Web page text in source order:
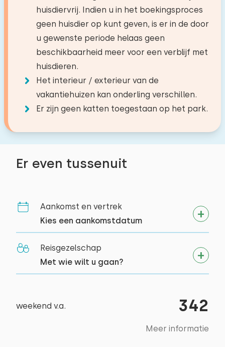
Er even tussenuit
Aantal huisdieren −
Wissen Toepassen
Aankomst en vertrek
Kies een aankomstdatum
Reisgezelschap
Met wie wilt u gaan?
weekend v.a. 342
Meer informatie
huisdiervrij. Indien u in het boekingsproces
geen huisdier op kunt geven, is er in de door
u gewenste periode helaas geen
beschikbaarheid meer voor een verblijf met
huisdieren.
Het interieur / exterieur van de
vakantiehuizen kan onderling verschillen.
Er zijn geen katten toegestaan op het park.
Vaatwasser
Koelkast met vriesvak
Filter koffiezetapparaat
Nespresso
Waterkoker
Buiten
Volledig op begane grond
Dorp/stadcentrum
1,0 km
0,2 km
Recreatieplas
Viswater
6,7 km
Golfbaan
Nationaal park
Attractiepark
23,4 km
Treinstation
6,0 km
omgeving
Paardrijden
Wandelen
Tennissen
Zwemmen
omgeving
Alle reviews